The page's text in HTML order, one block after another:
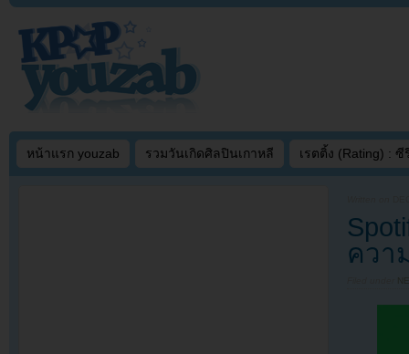
หน้าแรก youzab รวมวันเกิดศิลปินเกาหลี เรตติ้ง (Rating) : ซี
ควา